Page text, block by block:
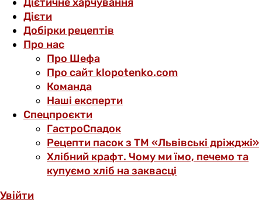
Дієти
Добірки рецептів
Про нас
Про Шефа
Про сайт klopotenko.com
Команда
Наші експерти
Спецпроєкти
ГастроСпадок
Рецепти пасок з ТМ «Львівські дріжджі»
Хлібний крафт. Чому ми їмо, печемо та
купуємо хліб на заквасці
Увійти